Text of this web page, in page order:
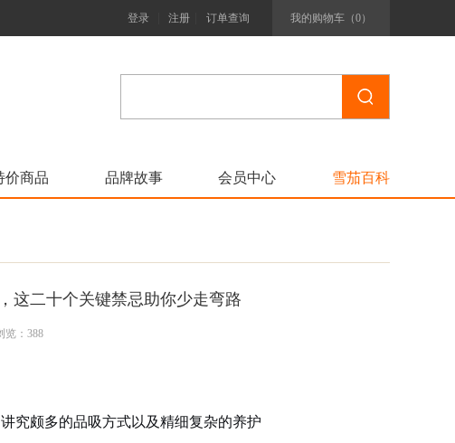
登录 注册 订单查询 我的购物车（0）
价商品 品牌故事 会员中心 雪茄百科
这二十个关键禁忌助你少走弯路
览：388
究颇多的品吸方式以及精细复杂的养护